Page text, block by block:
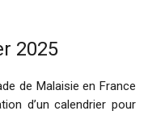
2025
de Malaisie en France
d’un calendrier pour